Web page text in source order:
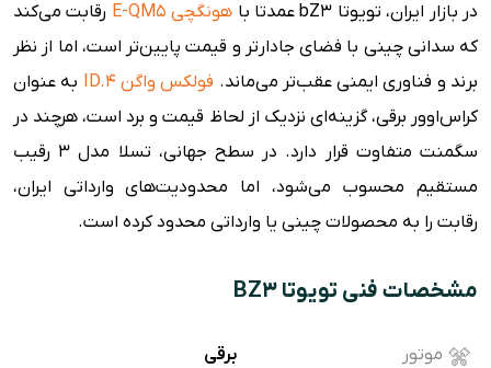
در بازار ایران، تویوتا bZ3 عمدتا با هونگچی E-QM5
رقابت می‌کند
که سدانی چینی با فضای جادارتر و قیمت پایین‌تر است، اما از نظر
برند و فناوری ایمنی عقب‌تر می‌ماند. فولکس واگن ID.4
به عنوان
کراس‌اوور برقی، گزینه‌ای نزدیک از لحاظ قیمت و برد است، هرچند در
سگمنت متفاوت قرار دارد. در سطح جهانی، تسلا مدل ۳ رقیب
مستقیم محسوب می‌شود، اما محدودیت‌های وارداتی ایران،
رقابت را به محصولات چینی یا وارداتی محدود کرده است.
مشخصات فنی تویوتا BZ3
موتور برقی